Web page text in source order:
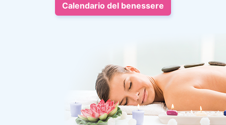
Calendario del benessere